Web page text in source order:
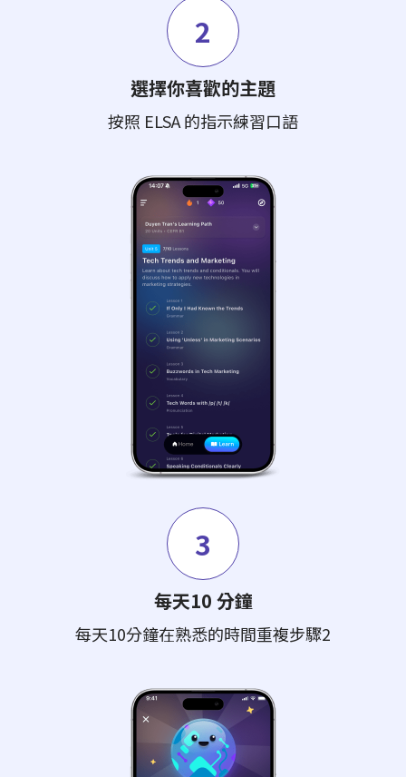
2
選擇你喜歡的主題
按照 ELSA 的指示練習口語
3
每天10 分鐘
每天10分鐘在熟悉的時間重複步驟2